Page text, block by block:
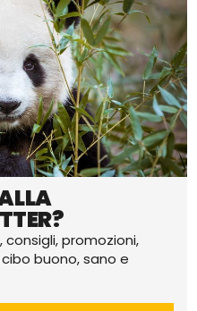
promozioni,
buono, sano e